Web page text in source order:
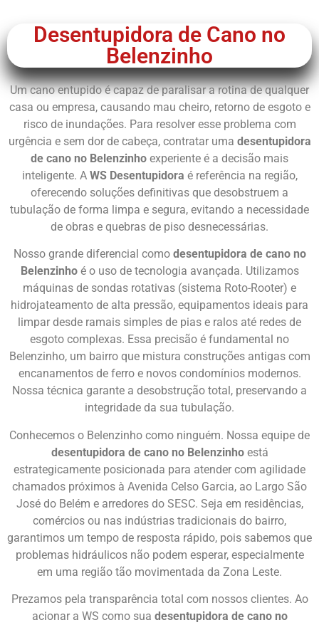
Desentupidora de Cano no
Belenzinho
Um cano entupido é capaz de paralisar a rotina de qualquer
casa ou empresa, causando mau cheiro, retorno de esgoto e
risco de inundações. Para resolver esse problema com
urgência e sem dor de cabeça, contratar uma desentupidora
de cano no Belenzinho experiente é a decisão mais
inteligente. A WS Desentupidora é referência na região,
oferecendo soluções definitivas que desobstruem a
tubulação de forma limpa e segura, evitando a necessidade
de obras e quebras de piso desnecessárias.
Nosso grande diferencial como desentupidora de cano no
Belenzinhoé o uso de tecnologia avançada. Utilizamos
máquinas de sondas rotativas (sistema Roto-Rooter) e
hidrojateamento de alta pressão, equipamentos ideais para
limpar desde ramais simples de pias e ralos até redes de
esgoto complexas. Essa precisão é fundamental no
Belenzinho, um bairro que mistura construções antigas com
encanamentos de ferro e novos condomínios modernos.
Nossa técnica garante a desobstrução total, preservando a
integridade da sua tubulação.
Conhecemos o Belenzinho como ninguém. Nossa equipe de
desentupidora de cano no Belenzinhoestá
estrategicamente posicionada para atender com agilidade
chamados próximos à Avenida Celso Garcia, ao Largo São
José do Belém e arredores do SESC. Seja em residências,
comércios ou nas indústrias tradicionais do bairro,
garantimos um tempo de resposta rápido, pois sabemos que
problemas hidráulicos não podem esperar, especialmente
em uma região tão movimentada da Zona Leste.
Prezamos pela transparência total com nossos clientes. Ao
acionar a WS como sua desentupidora de cano no